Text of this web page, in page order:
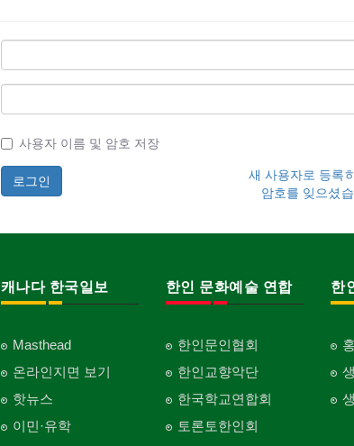
사용자 이름 및 암호 저장
새 사용자로 등록
암호를 잊으셨
캐나다 한국일보
Masthead
온라인지면 보기
핫뉴스
이민·유학
한인 문화예술 연합
한인문인협회
한인교향악단
한국학교연합회
토론토한인회
한